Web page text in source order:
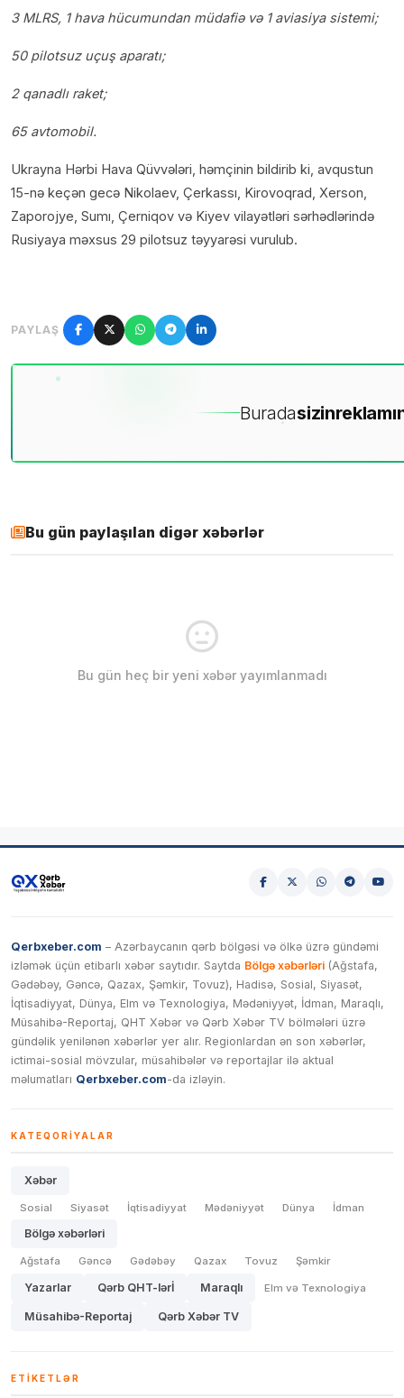
3 MLRS, 1 hava hücumundan müdafiə və 1 aviasiya sistemi;
50 pilotsuz uçuş aparatı;
2 qanadlı raket;
65 avtomobil.
Ukrayna Hərbi Hava Qüvvələri, həmçinin bildirib ki, avqustun
15-nə keçən gecə Nikolaev, Çerkassı, Kirovoqrad, Xerson,
Zaporojye, Sumı, Çerniqov və Kiyev vilayətləri sərhədlərində
Rusiyaya məxsus 29 pilotsuz təyyarəsi vurulub.
PAYLAŞ
Buradasizin
Bu gün paylaşılan digər xəbərlər
Bu gün heç bir yeni xəbər yayımlanmadı
Qerbxeber.com – Azərbaycanın qərb bölgəsi və ölkə üzrə gündəmi
izləmək üçün etibarlı xəbər saytıdır. Saytda Bölgə xəbərləri (Ağstafa,
Gədəbəy, Gəncə, Qazax, Şəmkir, Tovuz), Hadisə, Sosial, Siyasət,
İqtisadiyyat, Dünya, Elm və Texnologiya, Mədəniyyət, İdman, Maraqlı,
Müsahibə-Reportaj, QHT Xəbər və Qərb Xəbər TV bölmələri üzrə
gündəlik yenilənən xəbərlər yer alır. Regionlardan ən son xəbərlər,
ictimai-sosial mövzular, müsahibələr və reportajlar ilə aktual
məlumatları Qerbxeber.com-da izləyin.
KATEQORIYALAR
Xəbər
Sosial Siyasət İqtisadiyyat Mədəniyyət Dünya İdman
Bölgə xəbərləri
Ağstafa Gəncə Gədəbəy Qazax Tovuz Şəmkir
Yazarlar Qərb QHT-lərİ Maraqlı Elm və Texnologiya
Müsahibə-Reportaj Qərb Xəbər TV
ETIKETLƏR